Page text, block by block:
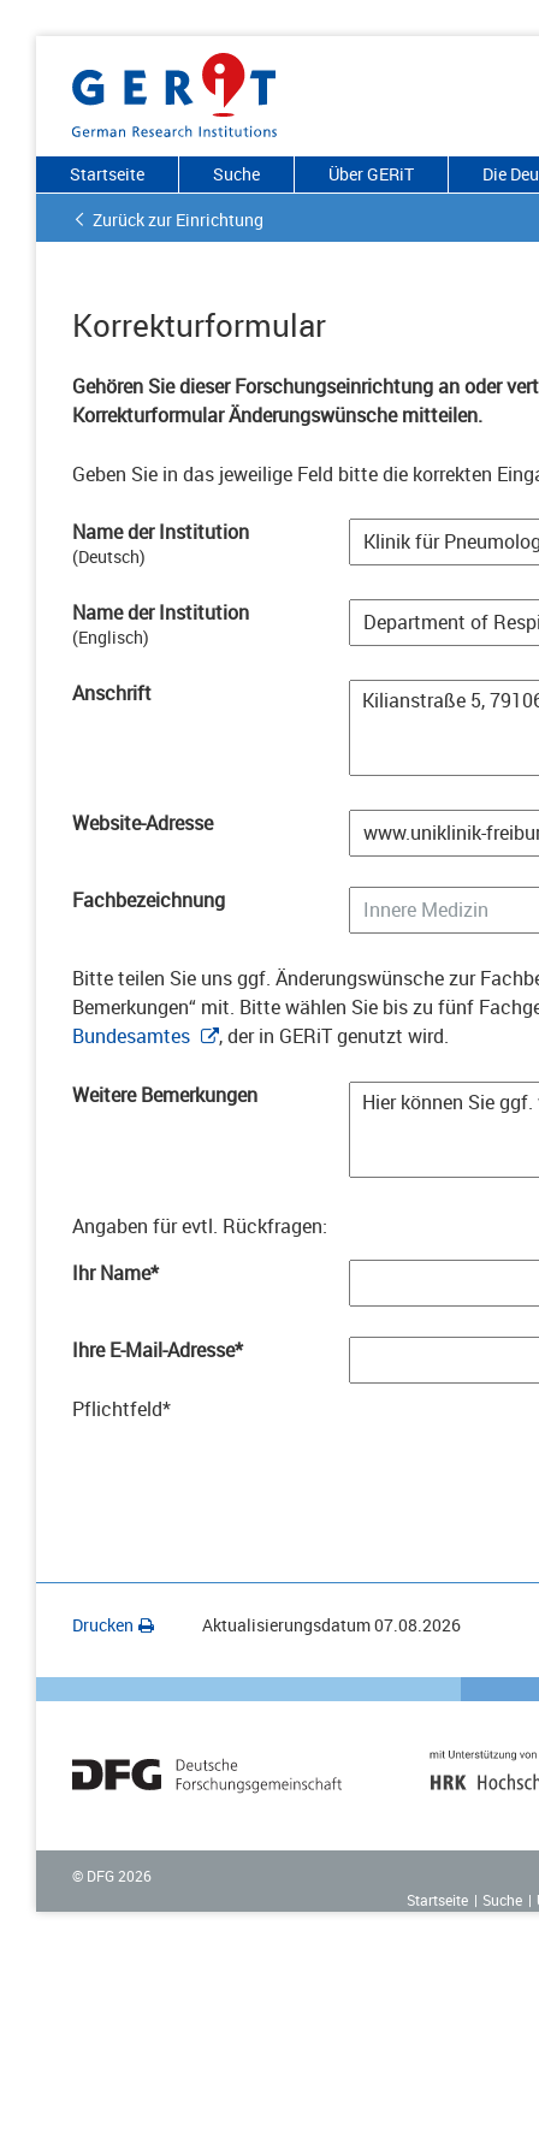
Startseite Suche Über GERiT
Die
Zurück zur Einrichtung
Korrekturformular
Gehören Sie dieser Forschungseinrichtung an oder
Korrekturformular Änderungswünsche mitteilen.
Geben Sie in das jeweilige Feld bitte die korrekten
Name der Institution
(Deutsch)
Name der Institution
(Englisch)
Anschrift
Website-Adresse
Fachbezeichnung
Bitte teilen Sie uns ggf. Änderungswünsche zur
Bemerkungen“ mit. Bitte wählen Sie bis zu fünf
Bundesamtes
, der in GERiT genutzt wird.
Weitere Bemerkungen
Angaben für evtl. Rückfragen:
Ihr Name*
Ihre E-Mail-Adresse*
Pflichtfeld*
Drucken Aktualisierungsdatum07.08.2026
© DFG 2026
Startseite
Suche